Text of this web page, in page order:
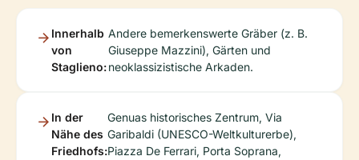
Innerhalb
von
Staglieno:
Andere bemerkenswerte Gräber (z. B.
Giuseppe Mazzini), Gärten und
neoklassizistische Arkaden.
In der
Nähe des
Friedhofs:
Genuas historisches Zentrum, Via
Garibaldi (UNESCO-Weltkulturerbe),
Piazza De Ferrari, Porta Soprana,